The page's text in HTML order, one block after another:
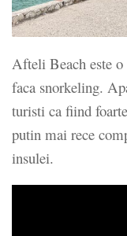
Afteli Beach este
faca snorkeling.
turisti ca fiind
putin mai rece
insulei.